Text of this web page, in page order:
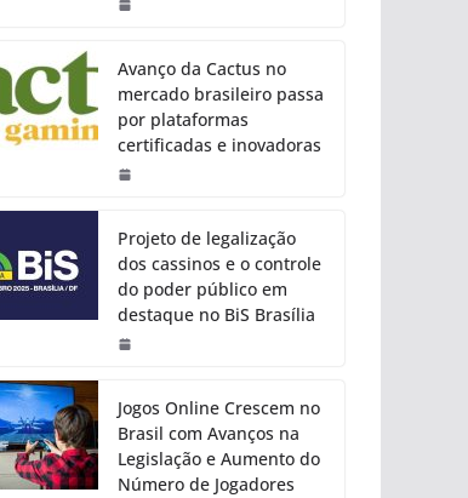
Avanço da Cactus no
mercado brasileiro passa
por plataformas
certificadas e inovadoras
Projeto de legalização
dos cassinos e o controle
do poder público em
destaque no BiS Brasília
Jogos Online Crescem no
Brasil com Avanços na
Legislação e Aumento do
Número de Jogadores